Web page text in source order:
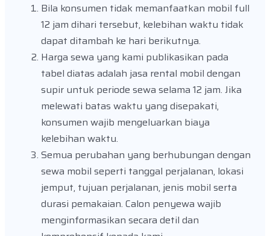
Bila konsumen tidak memanfaatkan mobil full
12 jam dihari tersebut, kelebihan waktu tidak
dapat ditambah ke hari berikutnya.
Harga sewa yang kami publikasikan pada
tabel diatas adalah jasa rental mobil dengan
supir untuk periode sewa selama 12 jam. Jika
melewati batas waktu yang disepakati,
konsumen wajib mengeluarkan biaya
kelebihan waktu.
Semua perubahan yang berhubungan dengan
sewa mobil seperti tanggal perjalanan, lokasi
jemput, tujuan perjalanan, jenis mobil serta
durasi pemakaian. Calon penyewa wajib
menginformasikan secara detil dan